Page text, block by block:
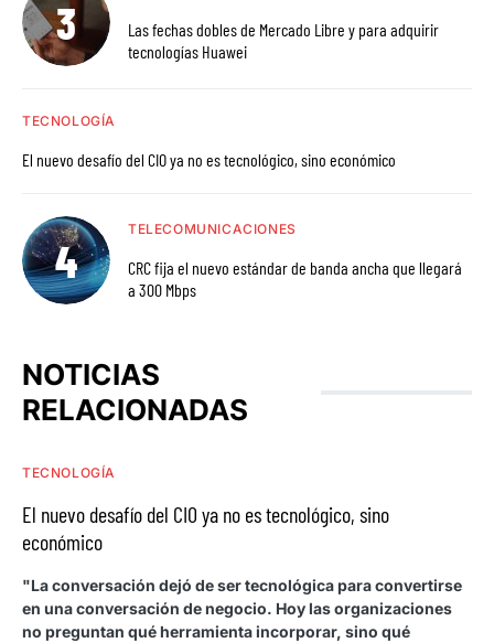
Las fechas dobles de Mercado Libre y para adquirir
tecnologías Huawei
TECNOLOGÍA
El nuevo desafío del CIO ya no es tecnológico, sino económico
TELECOMUNICACIONES
CRC fija el nuevo estándar de banda ancha que llegará
a 300 Mbps
NOTICIAS
RELACIONADAS
TECNOLOGÍA
El nuevo desafío del CIO ya no es tecnológico, sino
económico
"La conversación dejó de ser tecnológica para convertirse
en una conversación de negocio. Hoy las organizaciones
no preguntan qué herramienta incorporar, sino qué